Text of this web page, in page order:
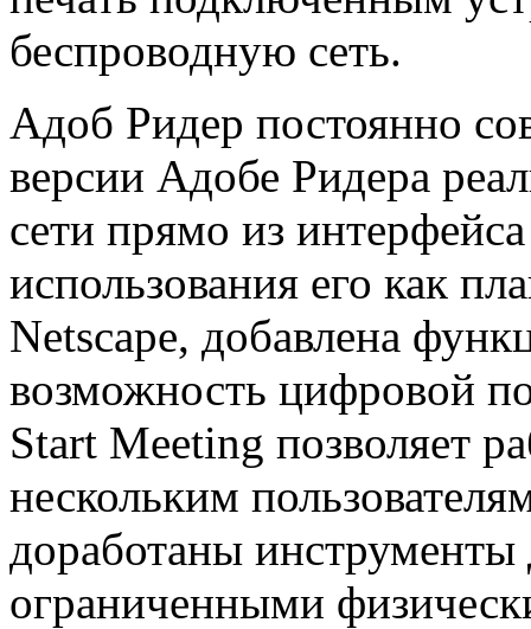
беспроводную сеть.
Адоб Ридер постоянно
версии Адобе Ридера
сети прямо из
использования его как
Netscape, добавлена
возможность цифровой
Start Meeting позволяет
нескольким
доработаны
ограниченными